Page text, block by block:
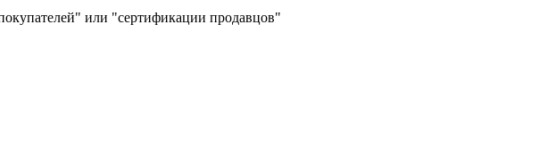
или "сертификации продавцов"